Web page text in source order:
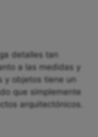
detalles tan
a las medidas y
y objetos tiene un
que simplemente
arquitectónicos.